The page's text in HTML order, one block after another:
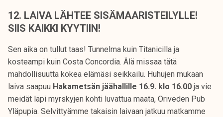
12. LAIVA LÄHTEE SISÄMAARISTEILYLLE!
SIIS KAIKKI KYYTIIN!
Sen aika on tullut taas! Tunnelma kuin Titanicilla ja
kosteampi kuin Costa Concordia. Älä missaa tätä
mahdollisuutta kokea elämäsi seikkailu. Huhujen mukaan
laiva saapuu Hakametsän jäähallille 16.9. klo 16.00 ja vie
meidät läpi myrskyjen kohti luvattua maata, Oriveden Pub
Yläpupia. Selvittyämme takaisin laivaan jatkuu matkamme